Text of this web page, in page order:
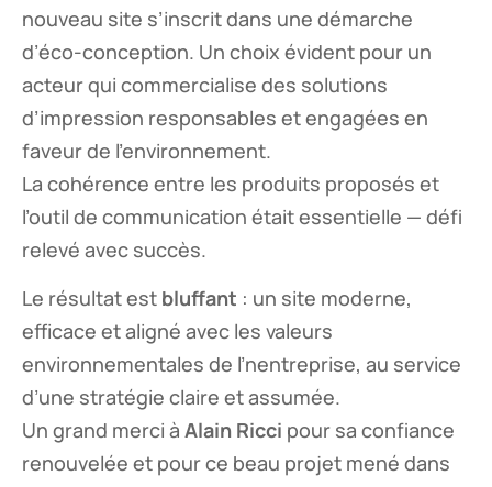
nouveau site s’inscrit dans une démarche
d’éco-conception. Un choix évident pour un
acteur qui commercialise des solutions
d’impression responsables et engagées en
faveur de l’environnement.
La cohérence entre les produits proposés et
l’outil de communication était essentielle — défi
relevé avec succès.
Le résultat est bluffant : un site moderne,
efficace et aligné avec les valeurs
environnementales de l’nentreprise, au service
d’une stratégie claire et assumée.
Un grand merci à Alain Ricci pour sa confiance
renouvelée et pour ce beau projet mené dans